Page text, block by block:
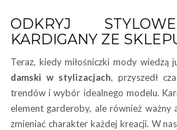
ODKRYJ
KARDIGANY ZE
Teraz, kiedy miłośniczki mody wiedzą
damski w stylizacjach, przyszedł
trendów i wybór idealnego modelu.
element garderoby, ale również ważny
zmieniać charakter każdej kreacji. W